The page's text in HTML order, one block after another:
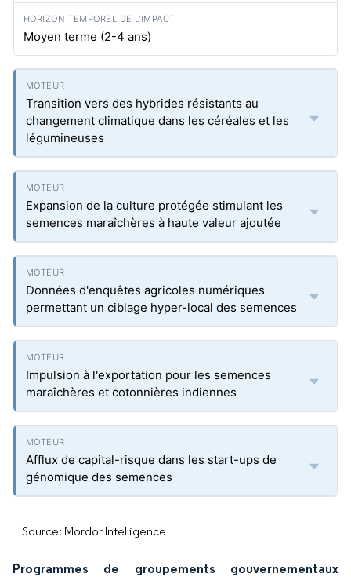
Moyen terme (2-4 ans)
Transition vers des hybrides résistants au
changement climatique dans les céréales et les
légumineuses
Expansion de la culture protégée stimulant les
semences maraîchères à haute valeur ajoutée
Données d'enquêtes agricoles numériques
permettant un ciblage hyper-local des semences
Impulsion à l'exportation pour les semences
maraîchères et cotonnières indiennes
Afflux de capital-risque dans les start-ups de
génomique des semences
Source: Mordor Intelligence
Programmes de groupements gouvernementaux